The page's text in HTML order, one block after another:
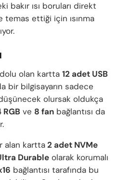
bakır ısı boruları direkt
temas ettiği için ısınma
olan kartta 12 adet USB
bir bilgisayarın sadece
düşünecek olursak oldukça
RGB ve 8 fan bağlantısı da
alan kartta2 adet NVMe
Durable olarak korumalı
bağlantısı tarafında bu